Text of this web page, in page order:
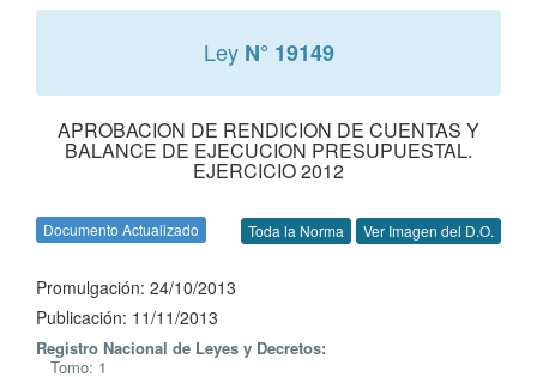
Ley N° 19149
APROBACION DE RENDICION DE CUENTAS Y
BALANCE DE EJECUCION PRESUPUESTAL.
EJERCICIO 2012
Documento Actualizado Toda la Norma Ver Imagen del D.O.
Promulgación: 24/10/2013
Publicación: 11/11/2013
Registro Nacional de Leyes y Decretos:
Tomo: 1